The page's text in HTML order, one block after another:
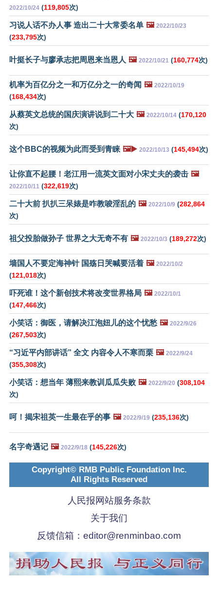
2022/10/24 (119,805次)
习说人话不办人事 造出二十大常委名单 🖼️ 2022/10/23
(233,795次)
叶挺长子与廖承志把周恩来当恩人 🖼️ 2022/10/21 (160,774次)
机率为百亿分之一和万亿分之一的奇闻 🖼️ 2022/10/19
(168,434次)
从蔡英文总统的国庆演讲说到二十大 🖼️ 2022/10/14 (170,120
次)
这个BBC的视频为此而受到青睐 🖼️▶️ 2022/10/13 (145,494次)
让你直不起腰！老江用一流英文面对小宋丈夫的袭击 🖼️
2022/10/11 (322,619次)
二十大前 扒扒三呆婊是咋教唆淫乱的 🖼️ 2022/10/9 (282,864
次)
祖父投胎做孙子 世界之大无奇不有 🖼️ 2022/10/3 (189,272次)
墙国人不要定海神针 国殇日哭喊要活着 🖼️ 2022/10/2
(121,018次)
吓死谁！这个新创技术将改变世界格局 🖼️ 2022/10/1
(147,466次)
小笑话：御医，请解决江泡妞儿的这个忧愁 🖼️ 2022/9/26
(267,503次)
“习近平内部讲话” 全文 内容令人不寒而栗 🖼️ 2022/9/24
(355,308次)
小笑话：想当年 薄熙来教训瓜瓜失败 🖼️ 2022/9/20 (308,104
次)
呵！揭宋祖英一生最在乎的事 🖼️ 2022/9/19 (235,136次)
名字奇遇记 🖼️ 2022/9/18 (145,226次)
Copyright© RMB Public Foundation Inc.
All Rights Reserved
人民报网站服务条款
关于我们
反馈信箱： editor@renminbao.com